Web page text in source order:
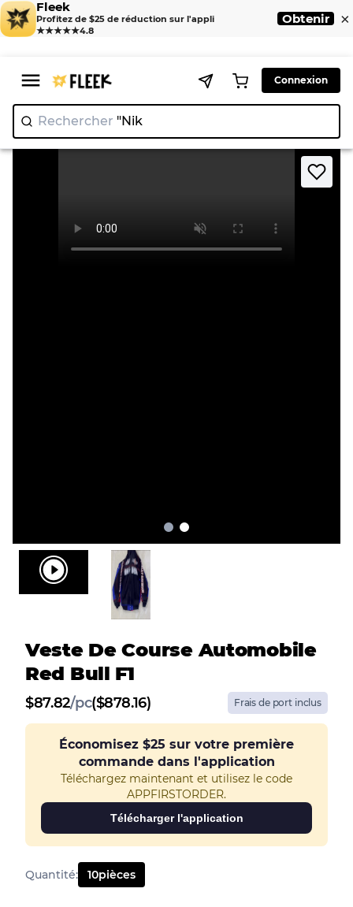
Fleek
Profitez de $25 de réduction sur l'appli
★★★★★4.8
Obtenir ×
Connexion
Rechercher "Nike"
Home > Jacket > Veste de course automobile Red Bull F1
Veste De Course Automobile
Red Bull F1
$87.82/pc($878.16) Frais de port inclus
Économisez $25 sur votre première
commande dans l'application
Téléchargez maintenant et utilisez le code
APPFIRSTORDER.
Télécharger l'application
Quantité: 10pièces